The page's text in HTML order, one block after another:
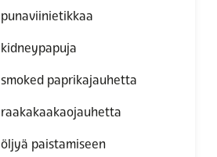
punaviinietikkaa
kidneypapuja
smoked paprikajauhetta
raakakaakaojauhetta
öljyä paistamiseen